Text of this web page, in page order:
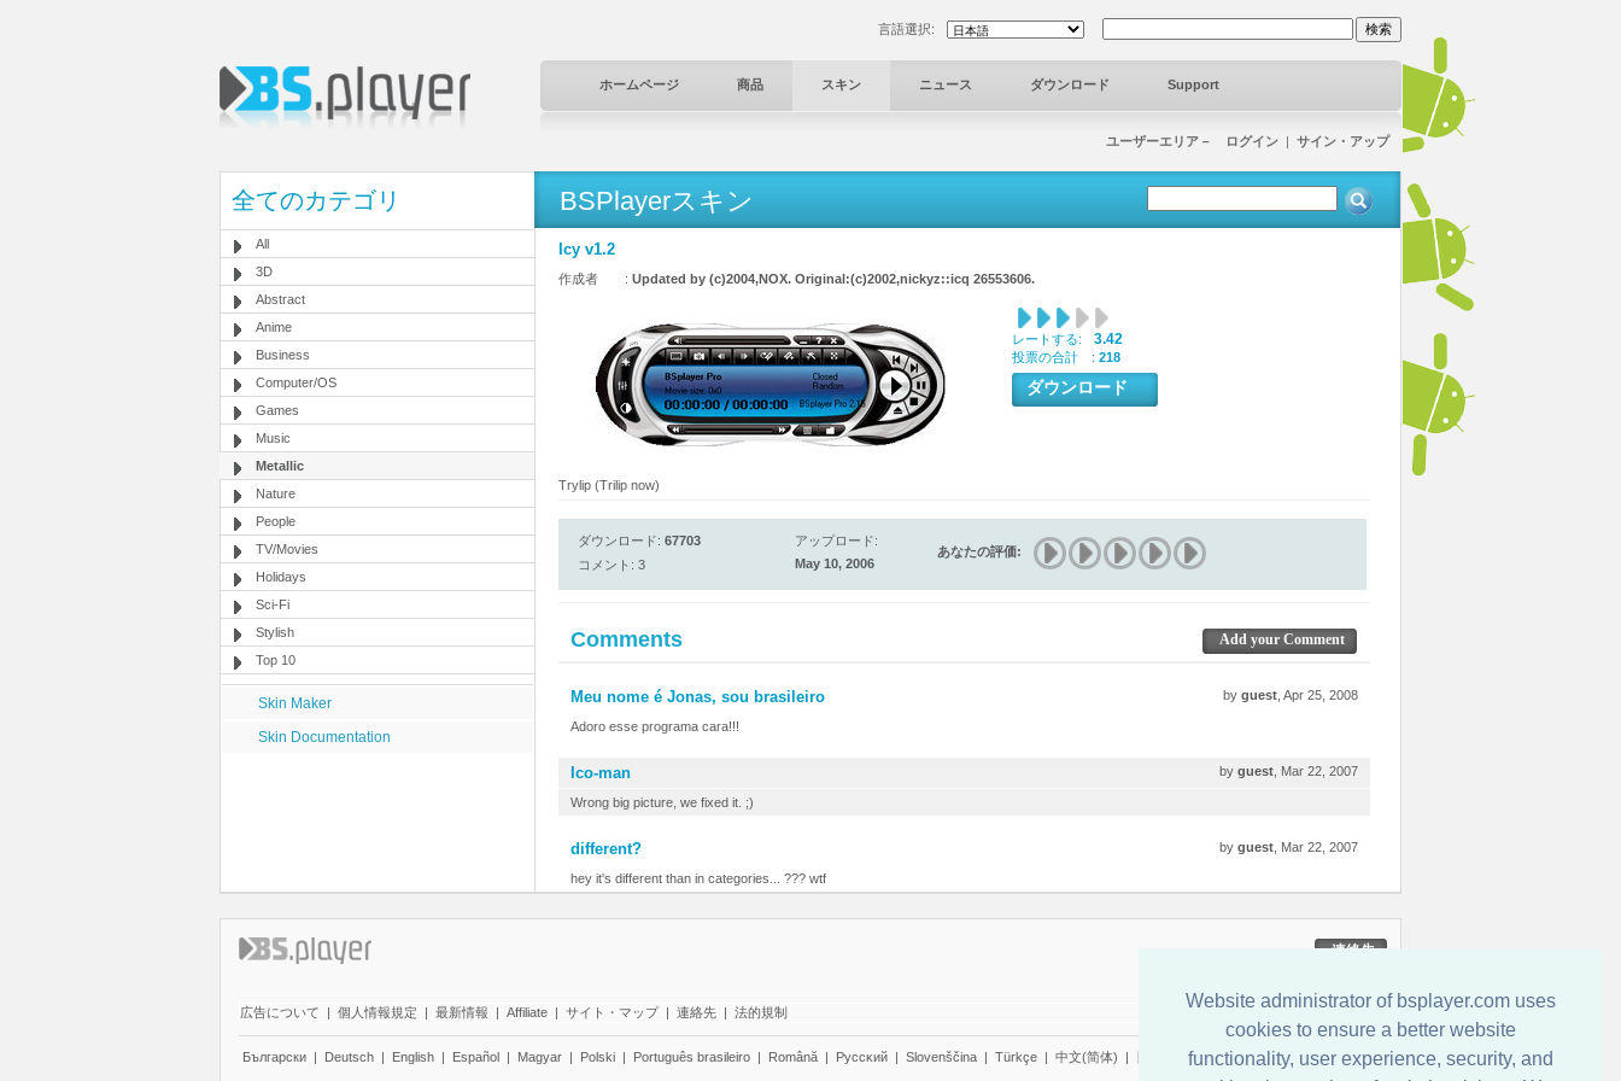
Website administrator of bsplayer.com uses
cookies to ensure a better website
functionality, user experience, security, and
言語選択:
ホームページ 商品 スキン ニュース ダウンロード Support
ユーザーエリア－ ログイン | サイン・アップ
全てのカテゴリ
All
3D
Abstract
Anime
Business
Computer/OS
Games
Music
Metallic
Nature
People
TV/Movies
Holidays
Sci-Fi
Stylish
Top 10
Skin Maker
Skin Documentation
BSPlayerスキン
Icy v1.2
作成者 : Updated by (c)2004,NOX. Original:(c)2002,nickyz::icq 26553606.
レートする: 3.42
投票の合計 : 218
ダウンロード
Trylip (Trilip now)
ダウンロード: 67703
コメント: 3
アップロード:
May 10, 2006
あなたの評価:
Comments Add your Comment
Meu nome é Jonas, sou brasileiro by guest , Apr 25, 2008
Adoro esse programa cara!!!
Ico-man by guest , Mar 22, 2007
Wrong big picture, we fixed it. ;)
different? by guest , Mar 22, 2007
hey it's different than in categories... ??? wtf
連絡先
広告について | 個人情報規定 | 最新情報 | Affiliate | サイト・マップ | 連絡先 | 法的規制
Български | Deutsch | English | Español | Magyar | Polski | Português brasileiro | Română | Pyccĸий | Slovenščina | Türkçe | 中文(简体) | 日本語